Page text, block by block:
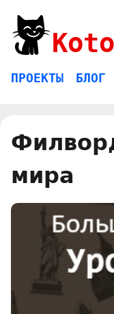
ПРОЕКТЫ БЛОГ
мира